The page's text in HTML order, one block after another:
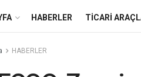
HABERLER TİCARİ
HABERLER